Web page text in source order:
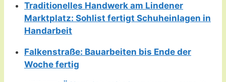
Traditionelles Handwerk am Lindener
Marktplatz: Sohlist fertigt Schuheinlagen in
Handarbeit
Falkenstraße: Bauarbeiten bis Ende der
Woche fertig